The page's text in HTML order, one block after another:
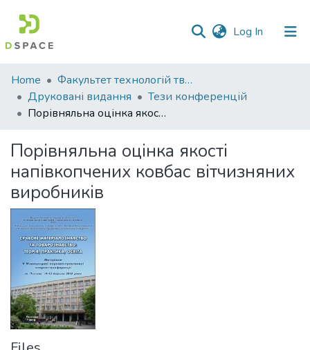
Log In (current)
Communities
&
Collections
Statistics
Home
Факультет технологій тваринництва та продовольства
Друковані видання
Тези конференцій
Порівняльна оцінка якості напівкопчених ковбас вітчизняних виробників
Порівняльна оцінка якості
напівкопчених ковбас вітчизняних
виробників